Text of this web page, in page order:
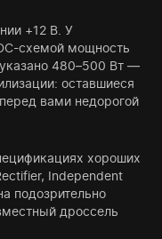
+12 В. У
схемой мощность
480–500 Вт —
оставшиеся
вами недорогой
хороших
Independent
подозрительно
дроссель